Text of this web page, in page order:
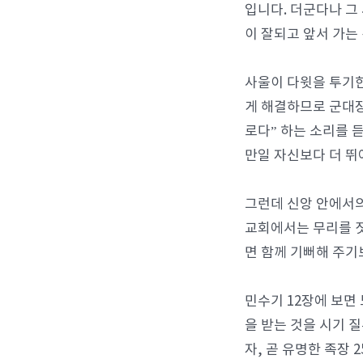
입니다. 더군다나
이 잘되고 앞서 가
사울이 다윗을 투기
게 해결하므로 군대
로다” 하는 소리를
만일 자신보다 더
그런데 신앙 안에서
교회에서는 무리를
면 함께 기뻐해 주
민수기 12장에 보면
을 받는 것을 시기
자, 곧 유명한 족장